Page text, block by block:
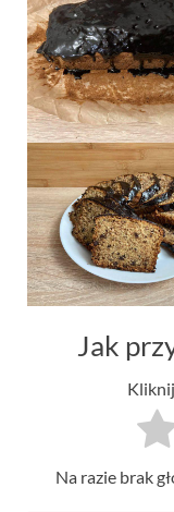
Jak
Na razie brak